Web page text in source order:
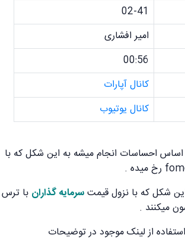
02-41
امیر افشاری
00:56
کانال آپارات
کانال یوتیوب
اساس احساسات انجام میشه به این شکل که با
شکل که با نزول قیمتسرمایه گذاران با ترس
میکنند .
از لینک موجود در توضیحات